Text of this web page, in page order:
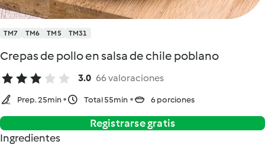
TM7 TM6 TM5 TM31
Crepas de pollo en salsa de chile poblano
3.0 66 valoraciones
Prep. 25min Total 55min 6 porciones
Registrarse gratis
Ingredientes